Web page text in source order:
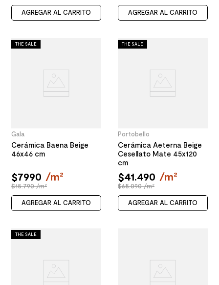
AGREGAR AL CARRITO AGREGAR AL CARRITO
THE SALE
Gala
Cerámica Baena Beige
46x46 cm
$7990 /m²
$15.790 /m²
AGREGAR AL CARRITO
THE SALE
Portobello
Cerámica Aeterna Beige
Cesellato Mate 45x120
cm
$41.490 /m²
$65.090 /m²
AGREGAR AL CARRITO
THE SALE